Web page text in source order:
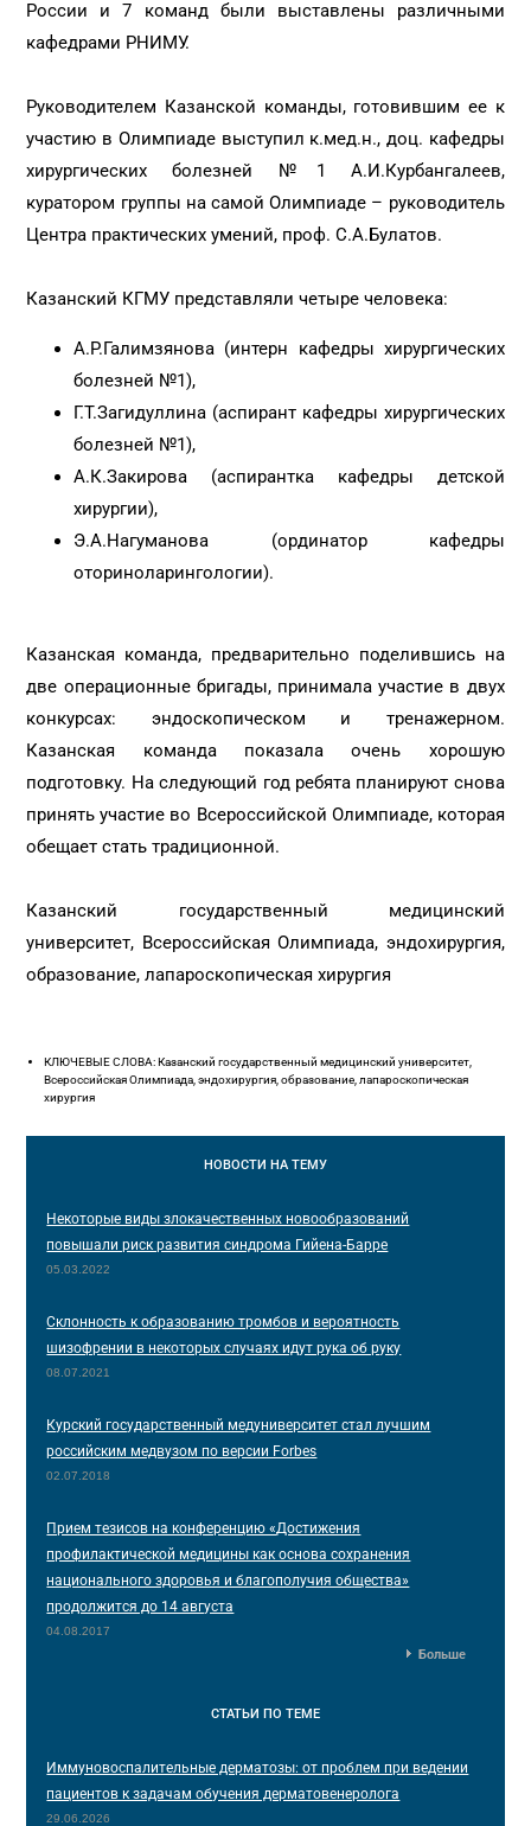
России и 7 команд были выставлены различными
кафедрами РНИМУ.
Руководителем Казанской команды, готовившим ее к
участию в Олимпиаде выступил к.мед.н., доц. кафедры
хирургических болезней №1 А.И.Курбангалеев,
куратором группы на самой Олимпиаде – руководитель
Центра практических умений, проф. С.А.Булатов.
Казанский КГМУ представляли четыре человека:
А.Р.Галимзянова (интерн кафедры хирургических
болезней №1),
Г.Т.Загидуллина (аспирант кафедры хирургических
болезней №1),
А.К.Закирова (аспирантка кафедры детской
хирургии),
Э.А.Нагуманова (ординатор кафедры
оториноларингологии).
Казанская команда, предварительно поделившись на
две операционные бригады, принимала участие в двух
конкурсах: эндоскопическом и тренажерном.
Казанская команда показала очень хорошую
подготовку. На следующий год ребята планируют снова
принять участие во Всероссийской Олимпиаде, которая
обещает стать традиционной.
Казанский государственный медицинский
университет, Всероссийская Олимпиада, эндохирургия,
образование, лапароскопическая хирургия
КЛЮЧЕВЫЕ СЛОВА: Казанский государственный медицинский университет,
Всероссийская Олимпиада, эндохирургия, образование, лапароскопическая
хирургия
НОВОСТИ НА ТЕМУ
Некоторые виды злокачественных новообразований
повышали риск развития синдрома Гийена-Барре
05.03.2022
Склонность к образованию тромбов и вероятность
шизофрении в некоторых случаях идут рука об руку
08.07.2021
Курский государственный медуниверситет стал лучшим
российским медвузом по версии Forbes
02.07.2018
Прием тезисов на конференцию «Достижения
профилактической медицины как основа сохранения
национального здоровья и благополучия общества»
продолжится до 14 августа
04.08.2017
Больше
СТАТЬИ ПО ТЕМЕ
Иммуновоспалительные дерматозы: от проблем при ведении
пациентов к задачам обучения дерматовенеролога
29.06.2026